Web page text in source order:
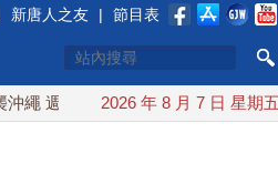
新唐人之友 | 節目表
最近台灣 10日登陸浙江 川普
2026 年 8 月 7 日 星期五